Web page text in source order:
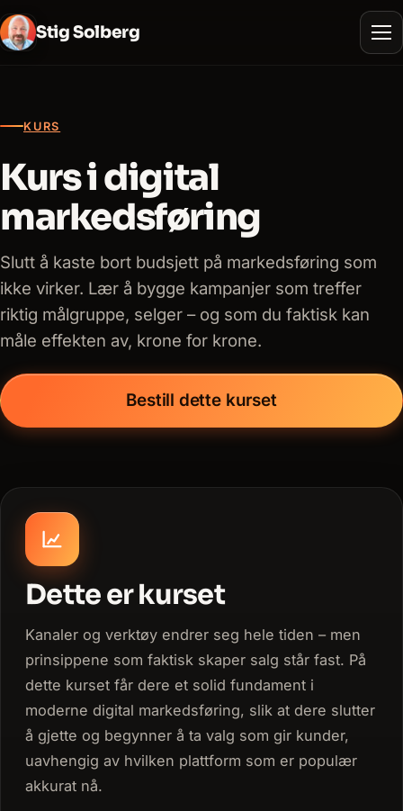
Stig Solberg
KURS
Kurs i digital
markedsføring
Slutt å kaste bort budsjett på markedsføring som
ikke virker. Lær å bygge kampanjer som treffer
riktig målgruppe, selger – og som du faktisk kan
måle effekten av, krone for krone.
Bestill dette kurset
Dette er kurset
Kanaler og verktøy endrer seg hele tiden – men
prinsippene som faktisk skaper salg står fast. På
dette kurset får dere et solid fundament i
moderne digital markedsføring, slik at dere slutter
å gjette og begynner å ta valg som gir kunder,
uavhengig av hvilken plattform som er populær
akkurat nå.